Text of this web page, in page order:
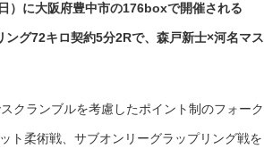
）に大阪府豊中市の176boxで開催される
グ72キロ契約5分2Rで、森戸新士×河名マス
クランブルを考慮したポイント制のフォーク
ト柔術戦、サブオンリーグラップリング戦を